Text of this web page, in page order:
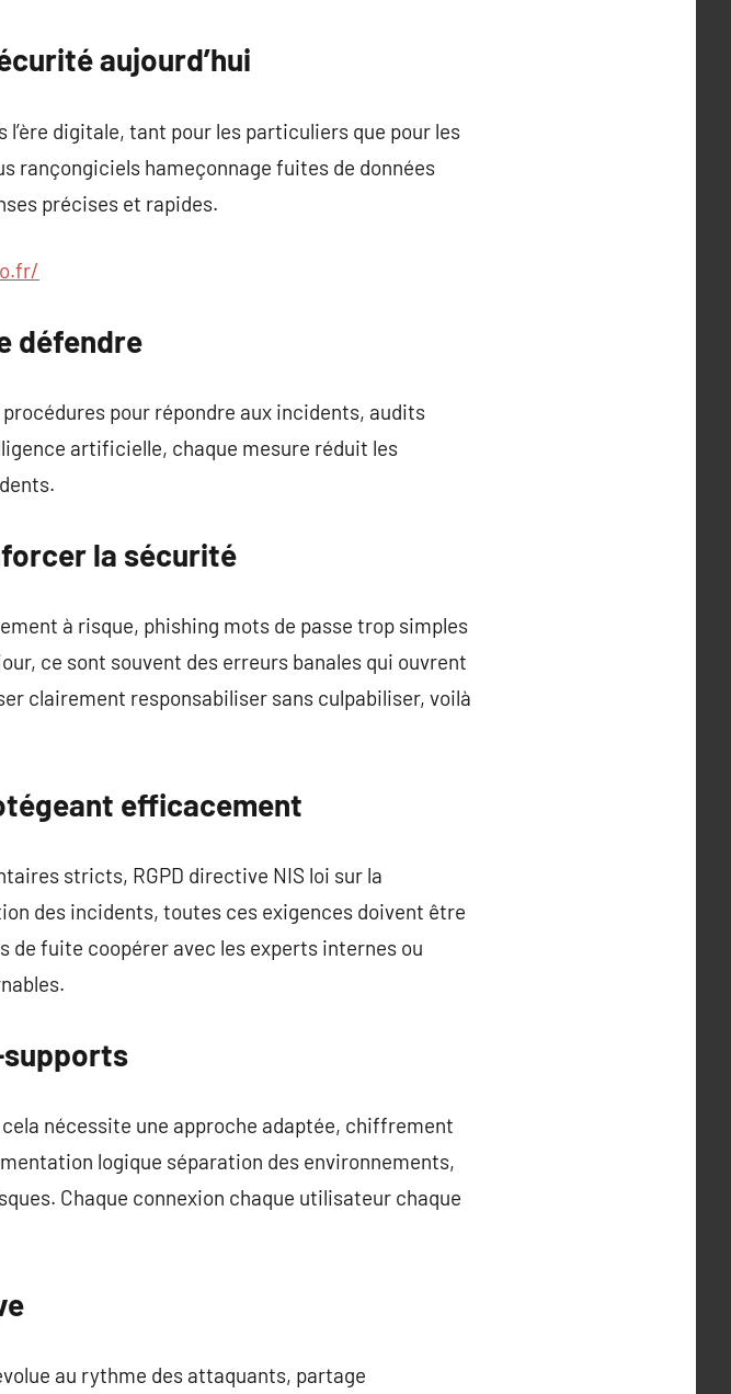
aujourd’hui
digitale, tant pour les particuliers que pour les
rançongiciels hameçonnage fuites de données
précises et rapides.
défendre
pour répondre aux incidents, audits
artificielle, chaque mesure réduit les
la sécurité
à risque, phishing mots de passe trop simples
ce sont souvent des erreurs banales qui ouvrent
clairement responsabiliser sans culpabiliser, voilà
efficacement
stricts, RGPD directive NIS loi sur la
des incidents, toutes ces exigences doivent être
fuite coopérer avec les experts internes ou
nécessite une approche adaptée, chiffrement
logique séparation des environnements,
Chaque connexion chaque utilisateur chaque
au rythme des attaquants, partage